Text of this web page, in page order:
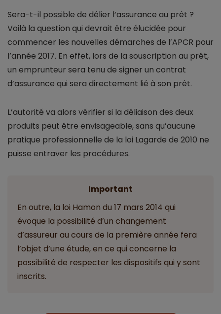
Sera-t-il possible de délier l’assurance au prêt ?
Voilà la question qui devrait être élucidée pour
commencer les nouvelles démarches de l’APCR pour
l’année 2017. En effet, lors de la souscription au prêt,
un emprunteur sera tenu de signer un contrat
d’assurance qui sera directement lié à son prêt.
L’autorité va alors vérifier si la déliaison des deux
produits peut être envisageable, sans qu’aucune
pratique professionnelle de la loi Lagarde de 2010 ne
puisse entraver les procédures.
Important
En outre, la loi Hamon du 17 mars 2014 qui
évoque la possibilité d’un changement
d’assureur au cours de la première année fera
l’objet d’une étude, en ce qui concerne la
possibilité de respecter les dispositifs qui y sont
inscrits.